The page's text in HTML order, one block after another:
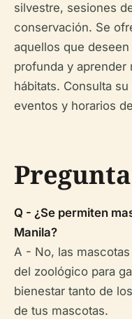
silvestre, sesiones
conservación. Se
aquellos que
profunda y aprender
hábitats. Consulta
eventos y horarios
Q - ¿Se permiten
Manila?
A - No, las
del zoológico para
bienestar tanto de
de tus mascotas.